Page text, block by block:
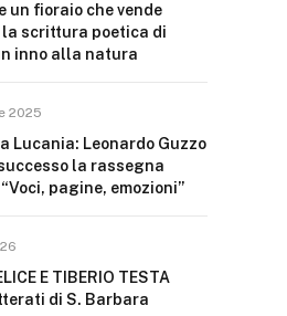
un fioraio che vende
la scrittura poetica di
inno alla natura
2025
Lucania: Leonardo Guzzo
la rassegna
pagine, emozioni”
E TIBERIO TESTA
di S. Barbara